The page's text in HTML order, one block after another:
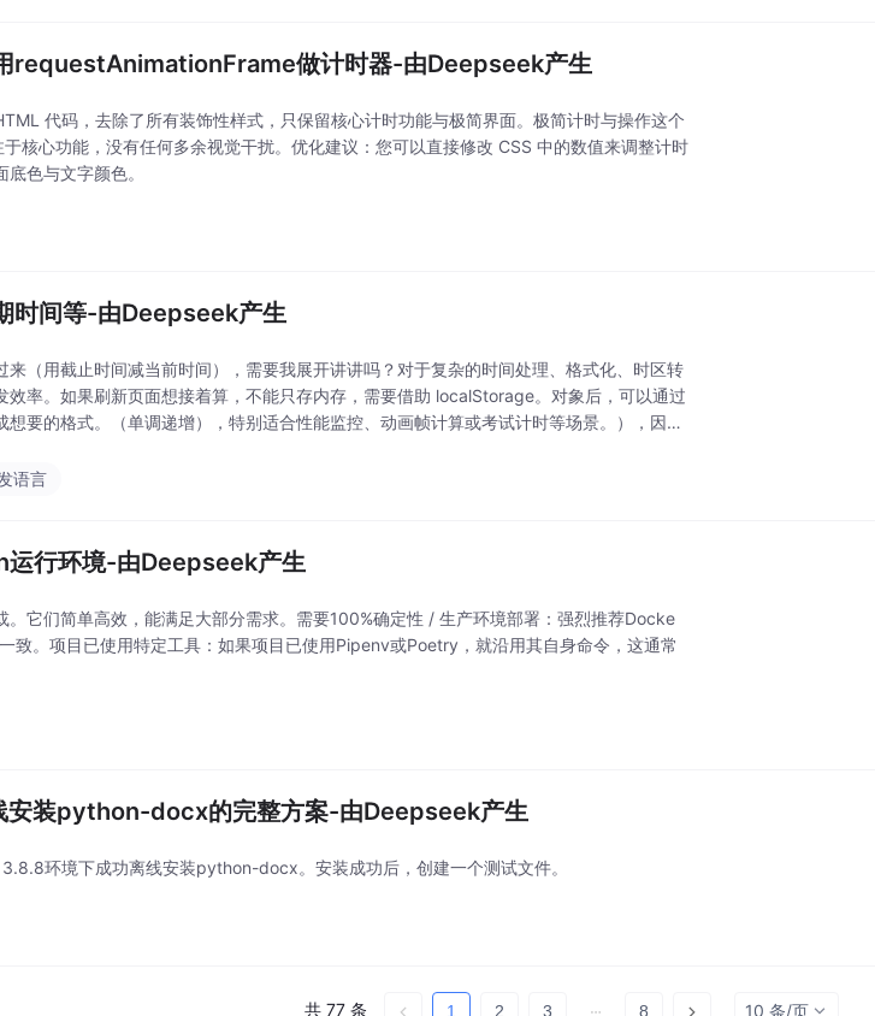
requestAnimationFrame做计时器-由Deepseek产生
代码，去除了所有装饰性样式，只保留核心计时功能与极简界面。极简计时与操作这个
于核心功能，没有任何多余视觉干扰。优化建议：您可以直接修改 CSS 中的数值来调整计时
色与文字颜色。
时间等-由Deepseek产生
来（用截止时间减当前时间），需要我展开讲讲吗？对于复杂的时间处理、格式化、时区转
效率。如果刷新页面想接着算，不能只存内存，需要借助 localStorage。对象后，可以通过
要的格式。（单调递增），特别适合性能监控、动画帧计算或考试计时等场景。），因为
语言
行环境-由Deepseek产生
。它们简单高效，能满足大部分需求。需要100%确定性 / 生产环境部署：强烈推荐Docke
致。项目已使用特定工具：如果项目已使用Pipenv或Poetry，就沿用其自身命令，这通常
安装python-docx的完整方案-由Deepseek产生
环境下成功离线安装python-docx。安装成功后，创建一个测试文件。
共 77 条 1 2 3 8 10 条/页